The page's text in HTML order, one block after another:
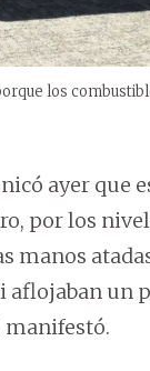
los
ayer que
por los
manos
aflojaban un
manifestó.